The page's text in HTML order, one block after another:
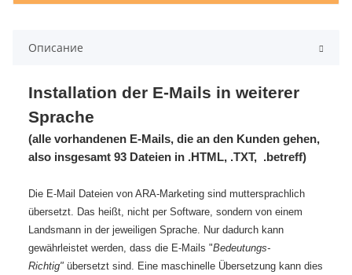
Описание
Installation der E-Mails in weiterer
Sprache
(alle vorhandenen E-Mails, die an den Kunden gehen,
also insgesamt 93 Dateien in .HTML, .TXT, .betreff)
Die E-Mail Dateien von ARA-Marketing sind muttersprachlich
übersetzt. Das heißt, nicht per Software, sondern von einem
Landsmann in der jeweiligen Sprache. Nur dadurch kann
gewährleistet werden, dass die E-Mails "Bedeutungs-
Richtig" übersetzt sind. Eine maschinelle Übersetzung kann dies